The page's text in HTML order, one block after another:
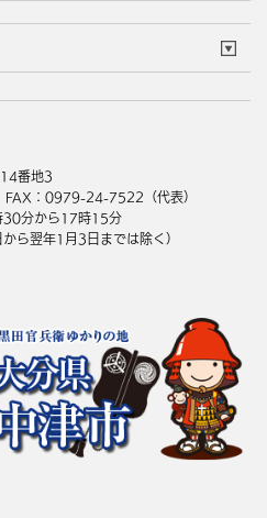
ごみ・環境
障がい・福祉
組織案内
番地3
FAX：0979-24-7522（代表）
30分から17時15分
ら翌年1月3日までは除く）